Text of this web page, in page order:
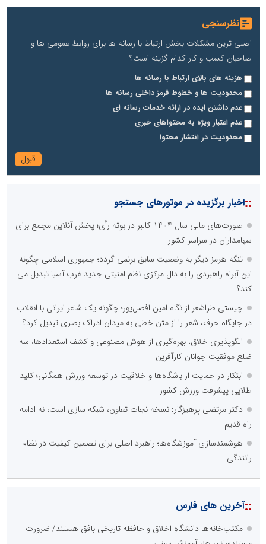
نظرسنجی
اصلی ترین مشکلات بخش ارتباط با رسانه ها برای روابط عمومی ها و
صاحبان کسب و کار کدام گزینه است؟
هزینه های بالای ارتباط با رسانه ها
محدودیت ها و خطوط قرمز داخلی رسانه ها
عدم داشتن ایده در ارائه خدمات رسانه ای
عدم اعتبار ویژه به محتواهای خبری
محدودیت در انتشار محتوا
::اخبار برگزیده در موتورهای جستجو
صورت‌های مالی سال ۱۴۰۴ کالبر در بوته رأی؛ پخش آنلاین مجمع برای
سهامداران در سراسر کشور
تنگه هرمز دیگر به وضعیت سابق برنمی گردد؛ جمهوری اسلامی چگونه
این آبراه راهبردی را به دال مرکزی نظم امنیتی جدید غرب آسیا تبدیل می
کند؟
چیستی طراشعر از نگاه امین افضل‌پور؛ چگونه یک شاعر ایرانی با انقلاب
در جایگاه حرف، شعر را از متن خطی به میدان ادراک بصری تبدیل کرد؟
الگوپذیری خلاق، بهره‌گیری از هوش مصنوعی و کشف استعدادها، سه
ضلع موفقیت جوانان کارآفرین
ابتکار در حمایت از باشگاه‌ها و خلاقیت در توسعه ورزش همگانی؛ کلید
طلایی پیشرفت ورزش کشور
دکتر مرتضی پرهیزگار: نسخه نجات تعاون، شبکه سازی است، نه ادامه
راه قدیم
هوشمندسازی آموزشگاه‌ها؛ راهبرد اصلی برای تضمین کیفیت در نظام
رانندگی
::آخرین های فارس
مکتب‌خانه‌ها دانشگاهِ اخلاق و حافظه تاریخی بافق هستند/ ضرورت